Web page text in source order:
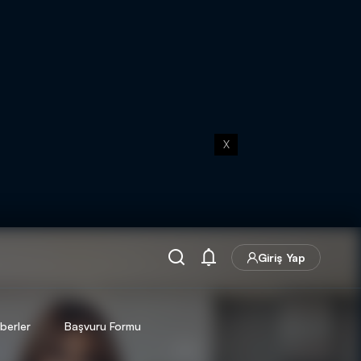
X
Giriş Yap
Başvuru Formu